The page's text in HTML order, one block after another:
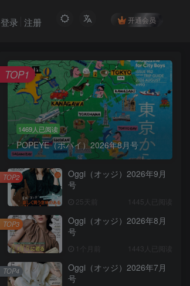
开通会员
登录 注册
1469人已阅读
POPEYE（ポパイ）2026年8月号
TOP1
Oggi（オッジ）2026年9月
号
25天前 1445人已阅读
TOP2
Oggi（オッジ）2026年8月
号
1个月前 1443人已阅读
TOP3
Oggi（オッジ）2026年7月
号
TOP4